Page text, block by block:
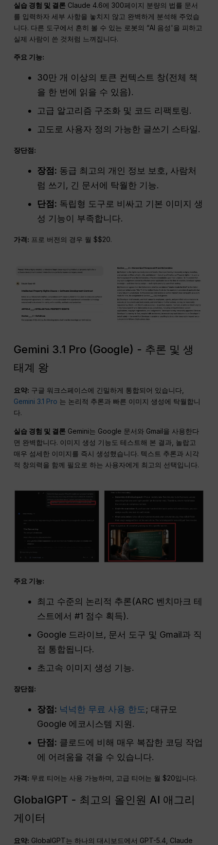
실습 경험 및 결론 Claude 4.6에 300페이지 분량의 법률 문서
를 입력하자 세부 사항을 놓치지 않고 완벽하게 분석해 주었습
니다. 다른 도구에서 흔히 볼 수 있는 로봇의 “AI 음성'을 피하고
실제 사람이 쓴 것처럼 느껴집니다.
주요 기능:
30만 개 이상의 토큰 컨텍스트 창(전체 책
을 한 번에 읽을 수 있음).
고급 알고리즘 구조화 및 코드 리팩토링.
고도로 사용자 정의 가능한 글쓰기 스타일.
장단점:
장점: 동급 최고의 개인 정보 보호, 사람처
럼 쓰기, 긴 문서에 탁월한 기능.
단점: 독립형 도구로 비싸고 기본 이미지 생
성 기능이 부족합니다.
가격: 프로 버전의 경우 월 $$20.
Gemini 3.1 Pro (Google) - 추론 및 생
태계 왕
요약: 구글 워크스페이스에 긴밀하게 통합되어 있습니다,
Gemini 3.1 Pro 는 논리적 추론과 빠른 이미지 생성에 탁월합니
다.
실습 경험 및 결론 Gemini는 Google 문서와 Gmail을 사용한다
면 완벽합니다. 이미지 생성 기능도 테스트해 본 결과, 놀랍고
매우 섬세한 이미지를 즉시 생성했습니다. 텍스트 추론과 시각
적 창의력을 함께 필요로 하는 사용자에게 최고의 선택입니다.
주요 기능:
최고 수준의 논리적 추론(ARC 벤치마크 테
스트에서 #1 점수 획득).
Google 드라이브, 문서 도구 및 Gmail과 직
접 통합됩니다.
초고속 이미지 생성 기능.
장단점:
장점: 넉넉한 무료 사용 한도; 대규모
Google 에코시스템 지원.
단점: 클로드에 비해 매우 복잡한 코딩 작업
에 어려움을 겪을 수 있습니다.
가격: 무료 티어는 사용 가능하며, 고급 티어는 월 $20입니다.
GlobalGPT - 최고의 올인원 AI 애그리
게이터
요약: GlobalGPT는 하나의 대시보드에서 GPT-5.4, Claude